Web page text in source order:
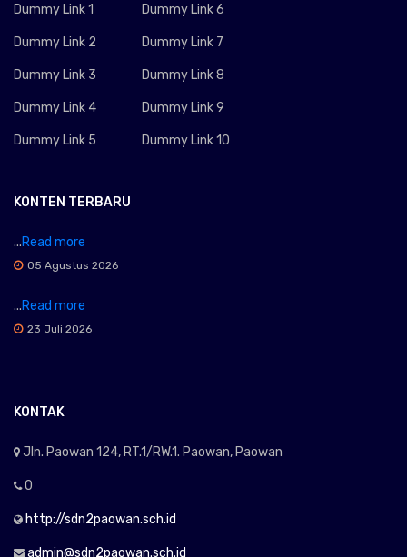
Dummy Link 1
Dummy Link 2
Dummy Link 3
Dummy Link 4
Dummy Link 5
Dummy Link 6
Dummy Link 7
Dummy Link 8
Dummy Link 9
Dummy Link 10
KONTEN TERBARU
...Read more
05 Agustus 2026
...Read more
23 Juli 2026
KONTAK
Jln. Paowan 124, RT.1/RW.1. Paowan, Paowan
0
http://sdn2paowan.sch.id
admin@sdn2paowan.sch.id